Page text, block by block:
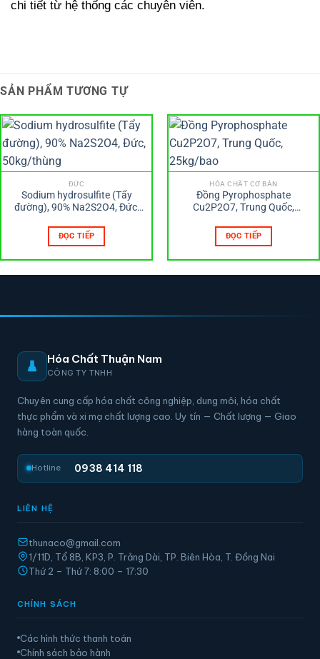
chi tiết từ hệ thống các chuyên viên.
SẢN PHẨM TƯƠNG TỰ
ĐỨC
Sodium hydrosulfite (Tẩy
đường), 90% Na2S2O4, Đức,
ĐỌC TIẾP
HÓA CHẤT CƠ BẢN
Đồng Pyrophosphate
Cu2P2O7, Trung Quốc,
ĐỌC TIẾP
Hóa Chất Thuận Nam
CÔNG TY TNHH
Chuyên cung cấp hóa chất công nghiệp, dung môi, hóa chất
thực phẩm và xi mạ chất lượng cao. Uy tín — Chất lượng — Giao
hàng toàn quốc.
Hotline 0938 414 118
LIÊN HỆ
thunaco@gmail.com
1/11D, Tổ 8B, KP3, P. Trảng Dài, TP. Biên Hòa, T. Đồng Nai
Thứ 2 – Thứ 7: 8:00 – 17:30
CHÍNH SÁCH
Các hình thức thanh toán
Chính sách bảo hành